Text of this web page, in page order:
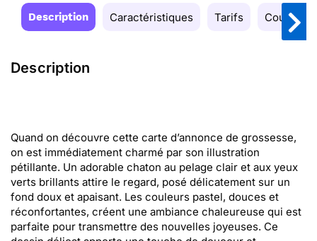
Description Caractéristiques Tarifs Couleurs
Description
Quand on découvre cette carte d’annonce de grossesse,
on est immédiatement charmé par son illustration
pétillante. Un adorable chaton au pelage clair et aux yeux
verts brillants attire le regard, posé délicatement sur un
fond doux et apaisant. Les couleurs pastel, douces et
réconfortantes, créent une ambiance chaleureuse qui est
parfaite pour transmettre des nouvelles joyeuses. Ce